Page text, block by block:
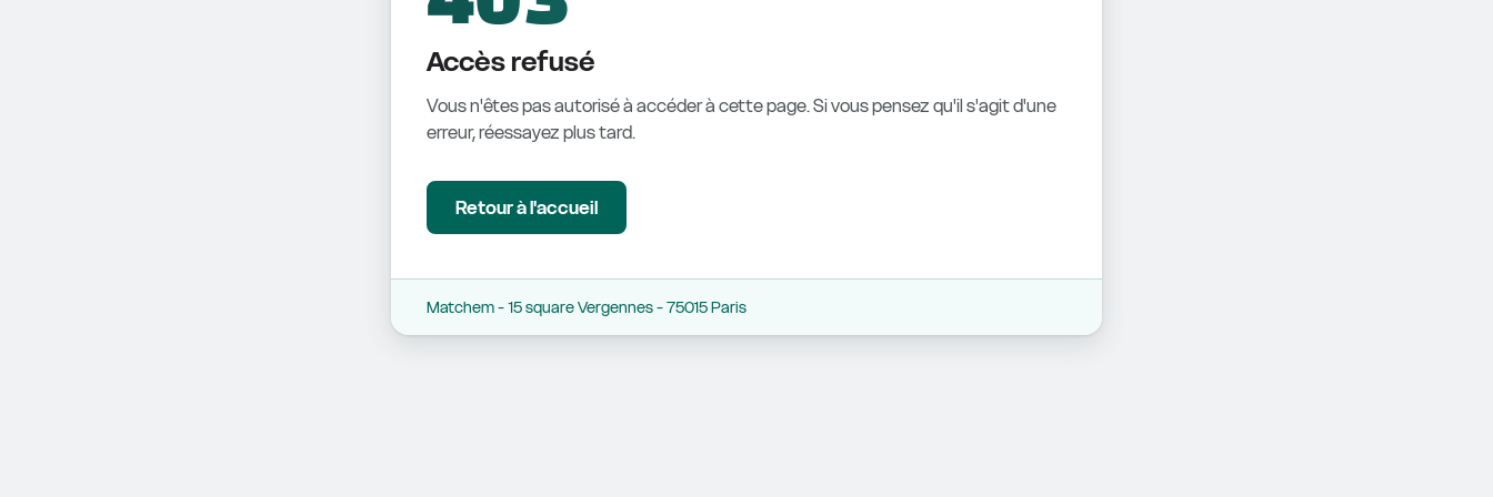
Accès refusé
Vous n'êtes pas autorisé à accéder à cette page. Si vous pensez qu'il s'agit d'une
erreur, réessayez plus tard.
Retour à l'accueil
Matchem - 15 square Vergennes - 75015 Paris